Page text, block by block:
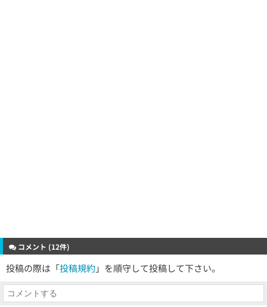
コメント (12件)
投稿の際は「投稿規約 」を順守して投稿して下さい。